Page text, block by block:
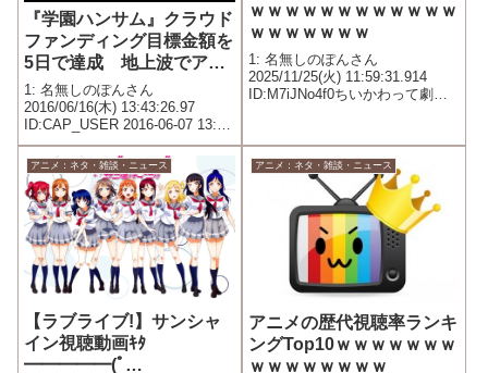
『学園ハンサム』クラウド
ファンディング目標金額を
5日で達成 地上波でアニ
メ放送決定ｗｗｗｗｗｗ
1: 名無しのぽんさん
2016/06/16(木) 13:43:26.97
ID:CAP_USER 2016-06-07 13:59
投稿 引き続きサポーター募集
中！ インパクトに残るイラスト
で大人気の恋愛アドベンチャー
ゲーム『学園ハンサム...
ｗｗｗｗｗｗｗｗｗｗｗｗ
ｗｗｗｗｗｗｗ
1: 名無しのぽんさん
2025/11/25(火) 11:59:31.914
ID:M7iJNo4f0ちいかわって劇場
アニメ：ネタ・雑談・ニュース
【ラブライブ!】サンシャ
イン視聴動画ｷﾀ
━━━━━(ﾟ
アニメ：ネタ・雑談・ニュース
アニメの歴代視聴率ランキ
ングTop10ｗｗｗｗｗｗｗ
ｗｗｗｗｗｗｗｗ